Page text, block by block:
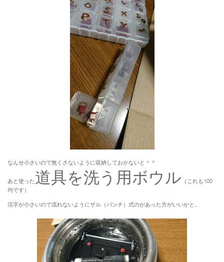
なんせ小さいので無くさないように収納しておかないと＾＾
あと使った道具を洗う用ボウル （これも100
均です）
活字が小さいので流れないようにザル（パンチ）式のがあった方がいいかと。